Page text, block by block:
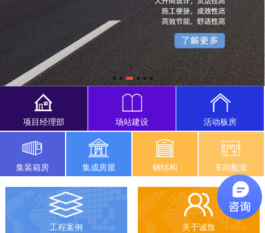
项目经理部 场站建设 活动板房
集装箱房 集成房屋 钢结构 车间配套
工程案例 关于诚致